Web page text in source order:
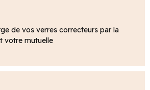
de vos verres correcteurs par la
votre mutuelle